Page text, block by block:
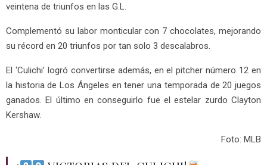
veintena de triunfos en las G.L.
Complementó su labor monticular con 7 chocolates, mejorando
su récord en 20 triunfos por tan solo 3 descalabros.
El ‘Culichi’ logró convertirse además, en el pitcher número 12 en
la historia de Los Ángeles en tener una temporada de 20 juegos
ganados. El último en conseguirlo fue el estelar zurdo Clayton
Kershaw.
Foto: MLB